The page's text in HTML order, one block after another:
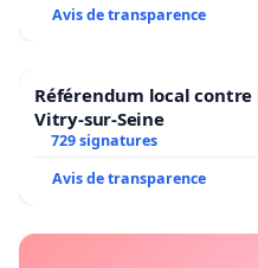
Avis de transparence
Référendum local
Vitry-sur-Seine
729 signatures
Avis de transparence